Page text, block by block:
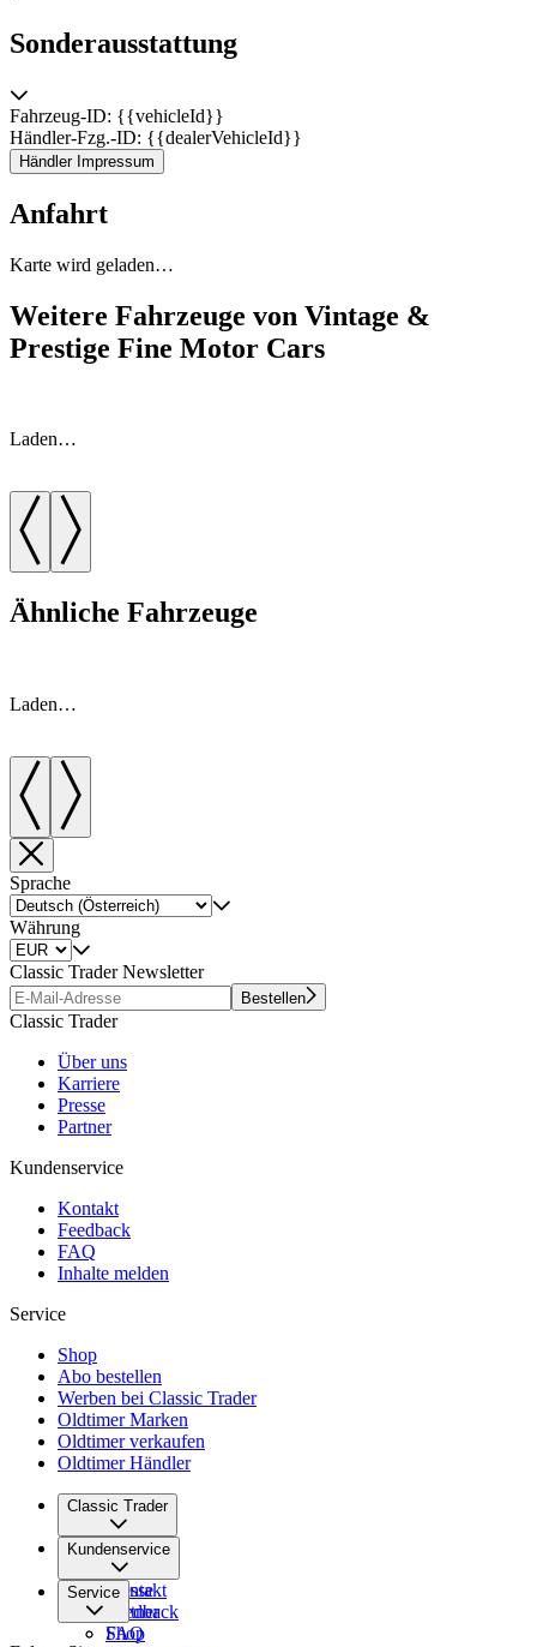
Sonderausstattung
Fahrzeug-ID: {{vehicleId}}
Händler-Fzg.-ID: {{dealerVehicleId}}
Händler Impressum
Anfahrt
Karte wird geladen…
Weitere Fahrzeuge von Vintage &
Prestige Fine Motor Cars
Laden…
Ähnliche Fahrzeuge
Laden…
Sprache
Währung
Classic Trader Newsletter
Bestellen
Classic Trader
Über uns
Karriere
Presse
Partner
Kundenservice
Kontakt
Feedback
FAQ
Inhalte melden
Service
Shop
Abo bestellen
Werben bei Classic Trader
Oldtimer Marken
Oldtimer verkaufen
Oldtimer Händler
Classic Trader
Über uns
Karriere
Presse
Partner
Kundenservice
Kontakt
Feedback
FAQ
Service
Shop